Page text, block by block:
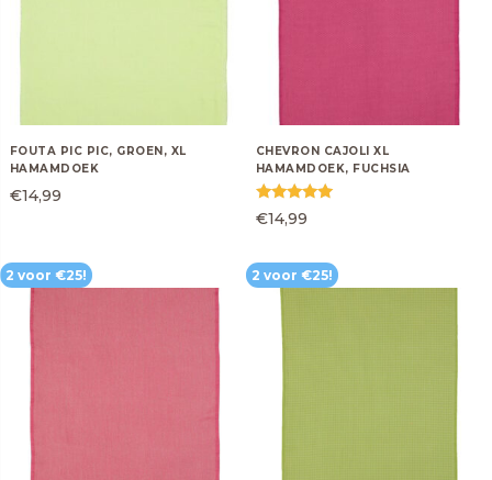
FOUTA PIC PIC, GROEN, XL
HAMAMDOEK
€14,99
CHEVRON CAJOLI XL
HAMAMDOEK, FUCHSIA
Gewaardeerd
5.00
€14,99